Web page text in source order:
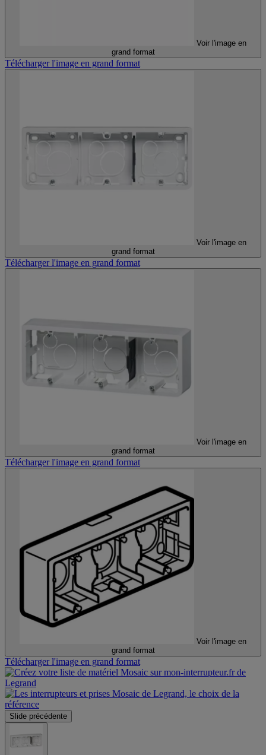
Voir l'image en
grand format
Télécharger l'image en grand format
Voir l'image en
grand format
Télécharger l'image en grand format
Voir l'image en
grand format
Télécharger l'image en grand format
Voir l'image en
grand format
Télécharger l'image en grand format
Slide précédente